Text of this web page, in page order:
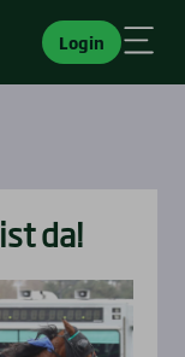
Login
da!